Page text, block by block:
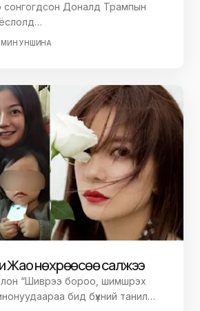
сонгогдсон Доналд Трампын
МИН УНШИНА
Жао нөхрөөсөө салжээ
“Шиврээ бороо, шимшрэх
бид бүхний танил…